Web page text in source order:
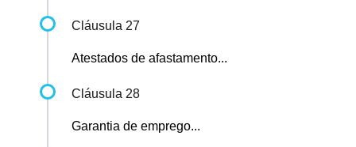
Cláusula 27
Atestados de afastamento...
Cláusula 28
Garantia de emprego...